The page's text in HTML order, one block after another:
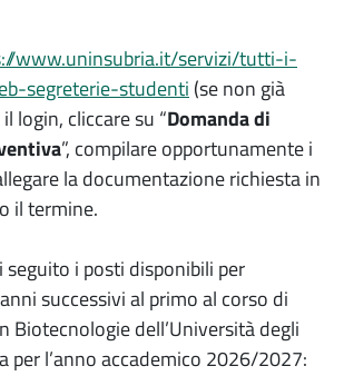
www.uninsubria.it/servizi/tutti-i-
segreterie-studenti (se non già
login, cliccare su “Domanda di
”, compilare opportunamente i
la documentazione richiesta in
il termine.
seguito i posti disponibili per
successivi al primo al corso di
Biotecnologie dell’Università degli
per l’anno accademico 2026/2027: